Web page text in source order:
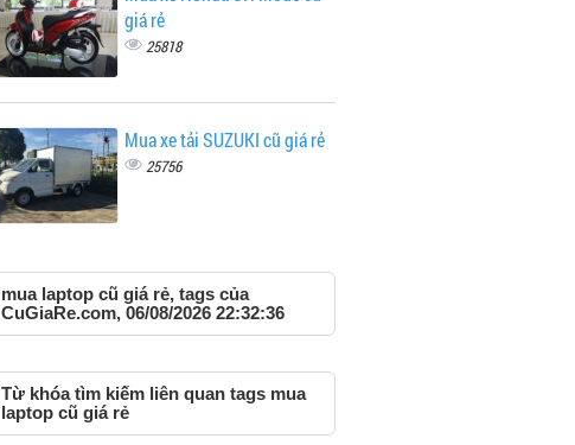
giá rẻ
25818
Mua xe tải SUZUKI cũ giá rẻ
25756
mua laptop cũ giá rẻ, tags của
CuGiaRe.com, 06/08/2026 22:32:36
Từ khóa tìm kiếm liên quan tags mua
laptop cũ giá rẻ